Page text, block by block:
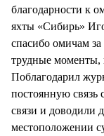
благодарности к
яхты «Сибирь»
спасибо омичам
трудные моменты,
Поблагодарил
постоянную связь
связи и доводили
местоположении